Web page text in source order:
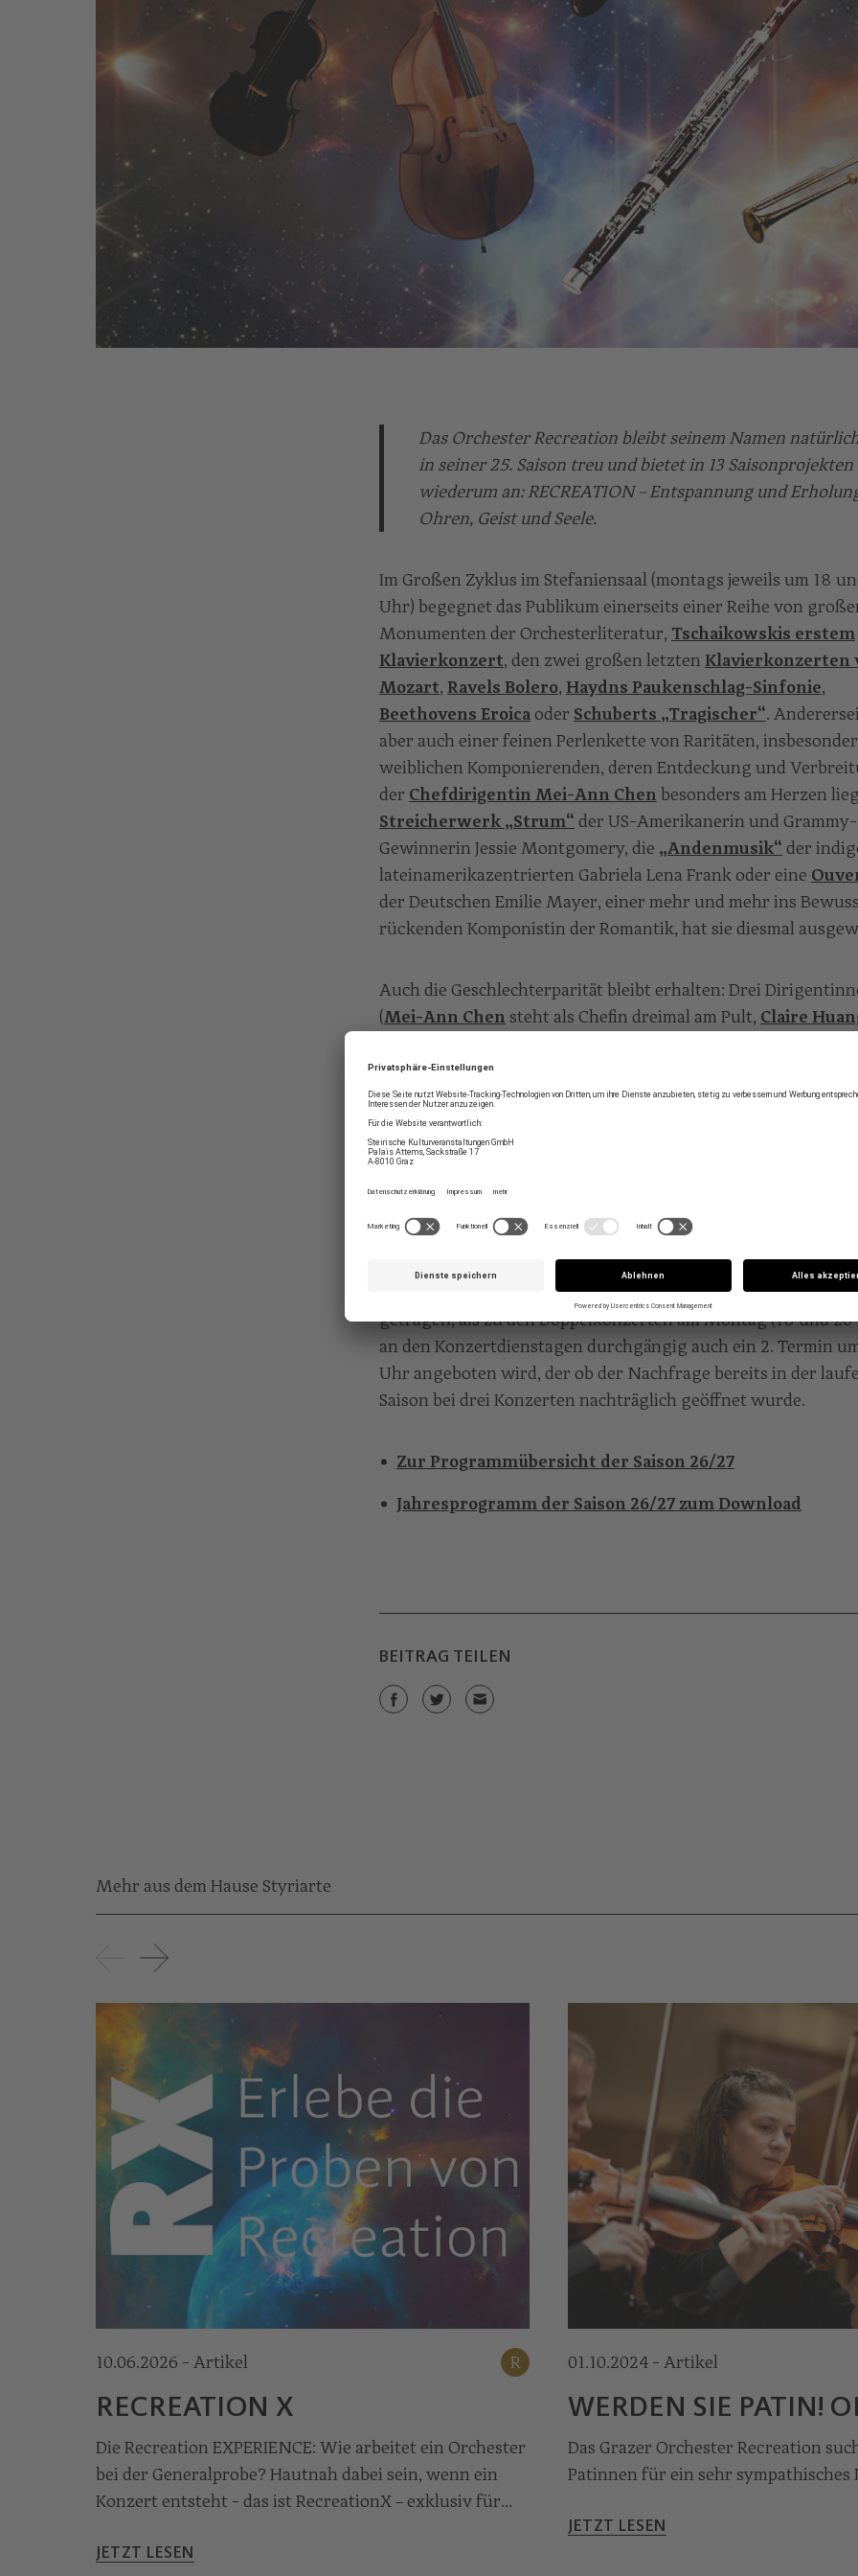
Das Orchester Recreation bleibt seinem Namen
in seiner 25. Saison treu und bietet in 13 Saisonprojekten
wiederum an: RECREATION – Entspannung und
Ohren, Geist und Seele.
Im Großen Zyklus im Stefaniensaal (montags jeweils um 18
Uhr) begegnet das Publikum einerseits einer Reihe von
Monumenten der Orchesterliteratur, Tschaikowskis erstem
Klavierkonzert, den zwei großen letzten Klavierkonzerten
Mozart, Ravels Bolero, Haydns Paukenschlag-Sinfonie,
Beethovens Eroica oder Schuberts „Tragischer“.
aber auch einer feinen Perlenkette von Raritäten,
weiblichen Komponierenden, deren Entdeckung und
der Chefdirigentin Mei-Ann Chen besonders am Herzen
Streicherwerk „Strum“ der US-Amerikanerin und Grammy-
Gewinnerin Jessie Montgomery, die „Andenmusik“ der
lateinamerikazentrierten Gabriela Lena Frank oder eine
der Deutschen Emilie Mayer, einer mehr und mehr ins
rückenden Komponistin der Romantik, hat sie diesmal
Auch die Geschlechterparität bleibt erhalten: Drei
(Mei-Ann Chen steht als Chefin dreimal am Pult, Claire
Ibrahimov,Michael Hofstetter
KonzertmeisterWolfgang Redikwieder vom Pult aus.
Ein Spaziergang durch Vivaldis „Quattro Stagioni“ wird die
Barocksaison im Minoritensaal. Nach seinen Concerti sind
und„Winter“
, zu denen jeweils zu den Jahreszeiten passende
weitere barocke Werke kombiniert werden. Dem stetigen
Abonnent:innenzuwachs im Barockzyklus wird insofern
getragen, als zu den Doppelkonzerten am Montag (18 und 20
an den Konzertdienstagen durchgängig auch ein 2. Termin
Uhr angeboten wird, der ob der Nachfrage bereits in der
Saison bei drei Konzerten nachträglich geöffnet wurde.
Zur Programmübersicht der Saison 26/27
Jahresprogramm der Saison 26/27 zum Download
BEITRAG TEILEN
Mehr aus dem Hause Styriarte
10.06.2026 - Artikel R
RECREATION X
Die Recreation EXPERIENCE: Wie arbeitet ein Orchester
bei der Generalprobe? Hautnah dabei sein, wenn ein
Konzert entsteht - das ist RecreationX – exklusiv für
JETZT LESEN
01.10.2024 - Artikel
WERDEN SIE PATIN!
Das Grazer Orchester Recreation
Patin­nen für ein sehr sympathisches
JETZT LESEN